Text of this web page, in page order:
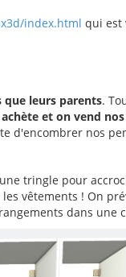
index.html qui est
que leurs parents.
et on vend
d'encombrer nos
tringle pour
vêtements ! On
dans une